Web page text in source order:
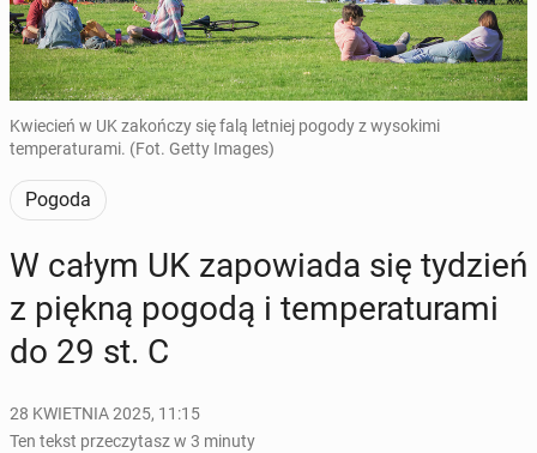
Kwiecień w UK zakończy się falą letniej pogody z wysokimi
temperaturami. (Fot. Getty Images)
Pogoda
W całym UK za­po­wia­da się tydzień
z piękną pogodą i tem­pe­ra­tu­ra­mi
do 29 st. C
28 KWIETNIA 2025, 11:15
Ten tekst przeczytasz w 3 minuty